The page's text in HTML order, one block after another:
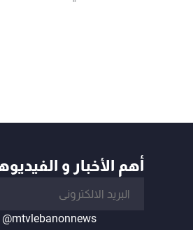
أهم الأخبار و
@mtvlebanonnews